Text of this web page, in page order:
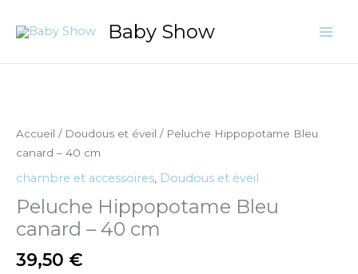
Baby Show
Accueil / Doudous et éveil / Peluche Hippopotame Bleu
canard – 40 cm
chambre et accessoires, Doudous et éveil
Peluche Hippopotame Bleu
canard – 40 cm
39,50 €
Peluche
Hippopotame
canard
-
40